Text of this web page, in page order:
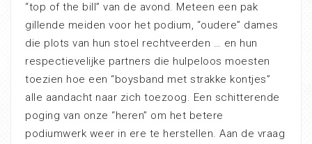
“top of the bill” van de avond. Meteen een pak
gillende meiden voor het podium, “oudere” dames
die plots van hun stoel rechtveerden … en hun
respectievelijke partners die hulpeloos moesten
toezien hoe een “boysband met strakke kontjes”
alle aandacht naar zich toezoog. Een schitterende
poging van onze “heren” om het betere
podiumwerk weer in ere te herstellen. Aan de vraag